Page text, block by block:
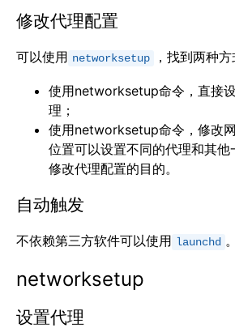
修改代理配置
可以使用 networksetup ，找到两种方
使用networksetup命令，直接
理；
使用networksetup命令，修改
位置可以设置不同的代理和其他
修改代理配置的目的。
自动触发
不依赖第三方软件可以使用 launchd 。
networksetup
设置代理